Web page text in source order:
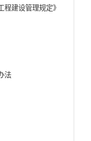
建设管理规定》
法